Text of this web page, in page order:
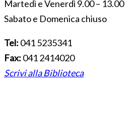
Martedì e Venerdì 9.00 – 13.00
Sabato e Domenica chiuso
Tel: 041 5235341
Fax: 041 2414020
Scrivi alla Biblioteca